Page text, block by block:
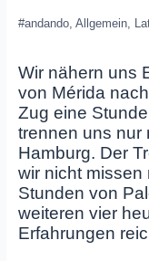
#andando, Allgemein,
Wir nähern uns
von Mérida
Zug eine
trennen uns nur
Hamburg. Der
wir nicht missen
Stunden von
weiteren vier
Erfahrungen